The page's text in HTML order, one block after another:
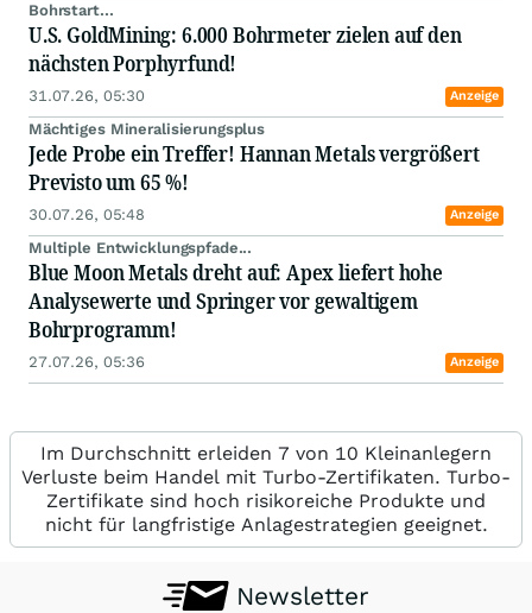
Bohrstart...
U.S. GoldMining: 6.000 Bohrmeter zielen auf den
nächsten Porphyrfund!
31.07.26, 05:30 Anzeige
Mächtiges Mineralisierungsplus
Jede Probe ein Treffer! Hannan Metals vergrößert
Previsto um 65 %!
30.07.26, 05:48 Anzeige
Multiple Entwicklungspfade...
Blue Moon Metals dreht auf: Apex liefert hohe
Analysewerte und Springer vor gewaltigem
Bohrprogramm!
27.07.26, 05:36 Anzeige
Im Durchschnitt erleiden 7 von 10 Kleinanlegern
Verluste beim Handel mit Turbo-Zertifikaten. Turbo-
Zertifikate sind hoch risikoreiche Produkte und
nicht für langfristige Anlagestrategien geeignet.
Newsletter